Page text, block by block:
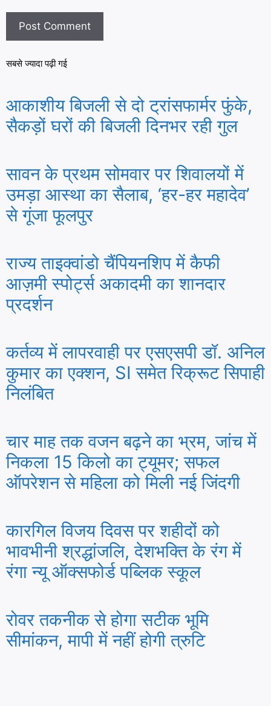
सबसे ज्यादा पढ़ी गई
आकाशीय बिजली से दो ट्रांसफार्मर फुंके,
सैकड़ों घरों की बिजली दिनभर रही गुल
सावन के प्रथम सोमवार पर शिवालयों में
उमड़ा आस्था का सैलाब, ‘हर-हर महादेव’
से गूंजा फूलपुर
राज्य ताइक्वांडो चैंपियनशिप में कैफी
आज़मी स्पोर्ट्स अकादमी का शानदार
प्रदर्शन
कर्तव्य में लापरवाही पर एसएसपी डॉ. अनिल
कुमार का एक्शन, SI समेत रिक्रूट सिपाही
निलंबित
चार माह तक वजन बढ़ने का भ्रम, जांच में
निकला 15 किलो का ट्यूमर; सफल
ऑपरेशन से महिला को मिली नई जिंदगी
कारगिल विजय दिवस पर शहीदों को
भावभीनी श्रद्धांजलि, देशभक्ति के रंग में
रंगा न्यू ऑक्सफोर्ड पब्लिक स्कूल
रोवर तकनीक से होगा सटीक भूमि
सीमांकन, मापी में नहीं होगी त्रुटि